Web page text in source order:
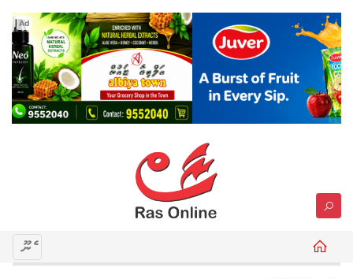
Ad
މެނޫ